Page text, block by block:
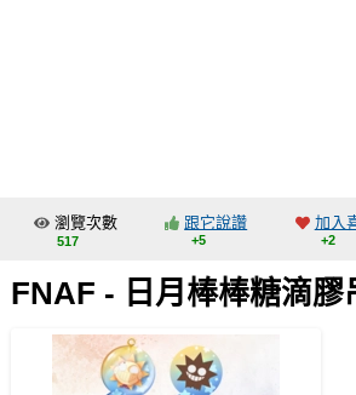
交流中心
攤位轉讓區
會員中心
瀏覽次數
517
跟它說讚
+5
加入
+2
FNAF - 日月棒棒糖滴膠